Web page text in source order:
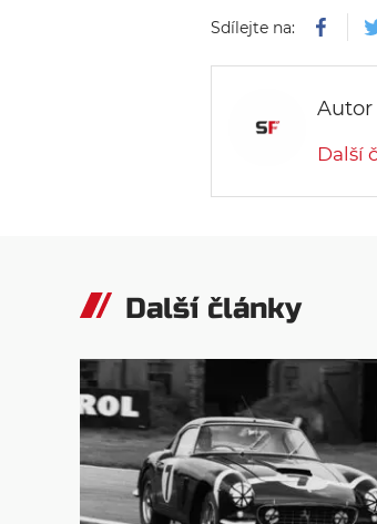
Sdílejte na:
Autor
Další
Další články